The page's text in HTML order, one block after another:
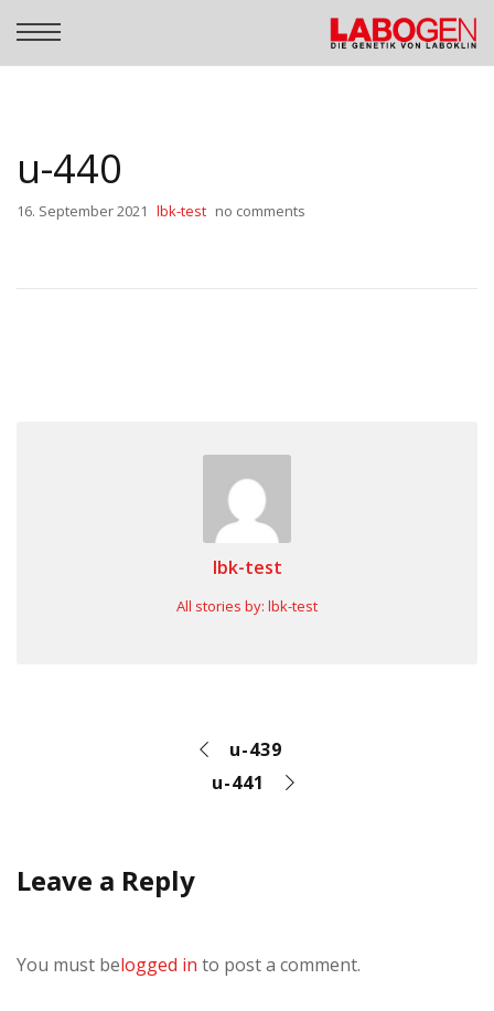
u-440
16. September 2021 lbk-test no comments
lbk-test
All stories by: lbk-test
u-439
u-441
Leave a Reply
You must belogged in to post a comment.